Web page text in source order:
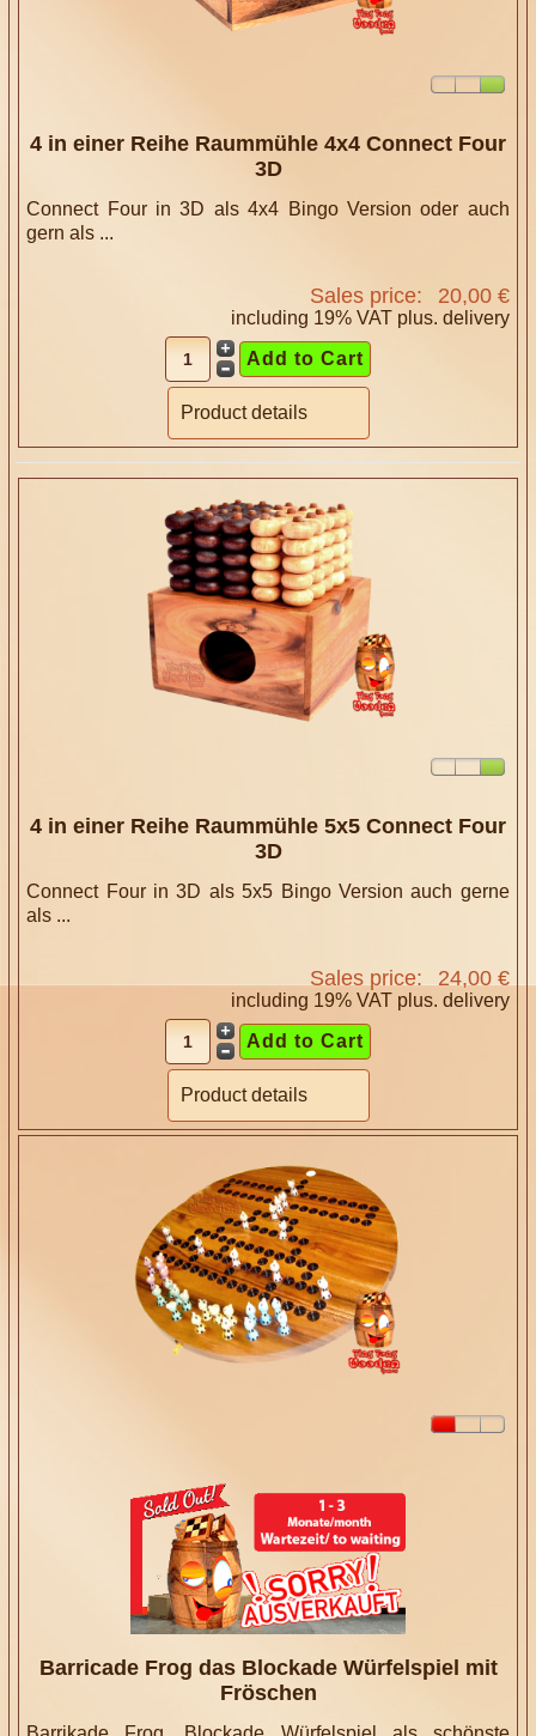
4 in einer Reihe Raummühle 4x4 Connect Four
3D
Connect Four in 3D als 4x4 Bingo Version oder auch
gern als ...
Sales price: 20,00 €
including 19% VAT plus. delivery
Product details
4 in einer Reihe Raummühle 5x5 Connect Four
3D
Connect Four in 3D als 5x5 Bingo Version auch gerne
als ...
Sales price: 24,00 €
including 19% VAT plus. delivery
Product details
Barricade Frog das Blockade Würfelspiel mit
Fröschen